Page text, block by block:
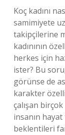
Koç kadını
samimiyete
takipçilerine
kadınının
herkes için
ister? Bu
görünse de
karakter
çalışan
insanın
beklentileri